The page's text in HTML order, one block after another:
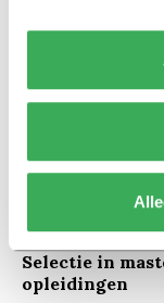
de
Tilburgse
uniek, ook in
opleidingen
worden
Selectie in
opleidingen